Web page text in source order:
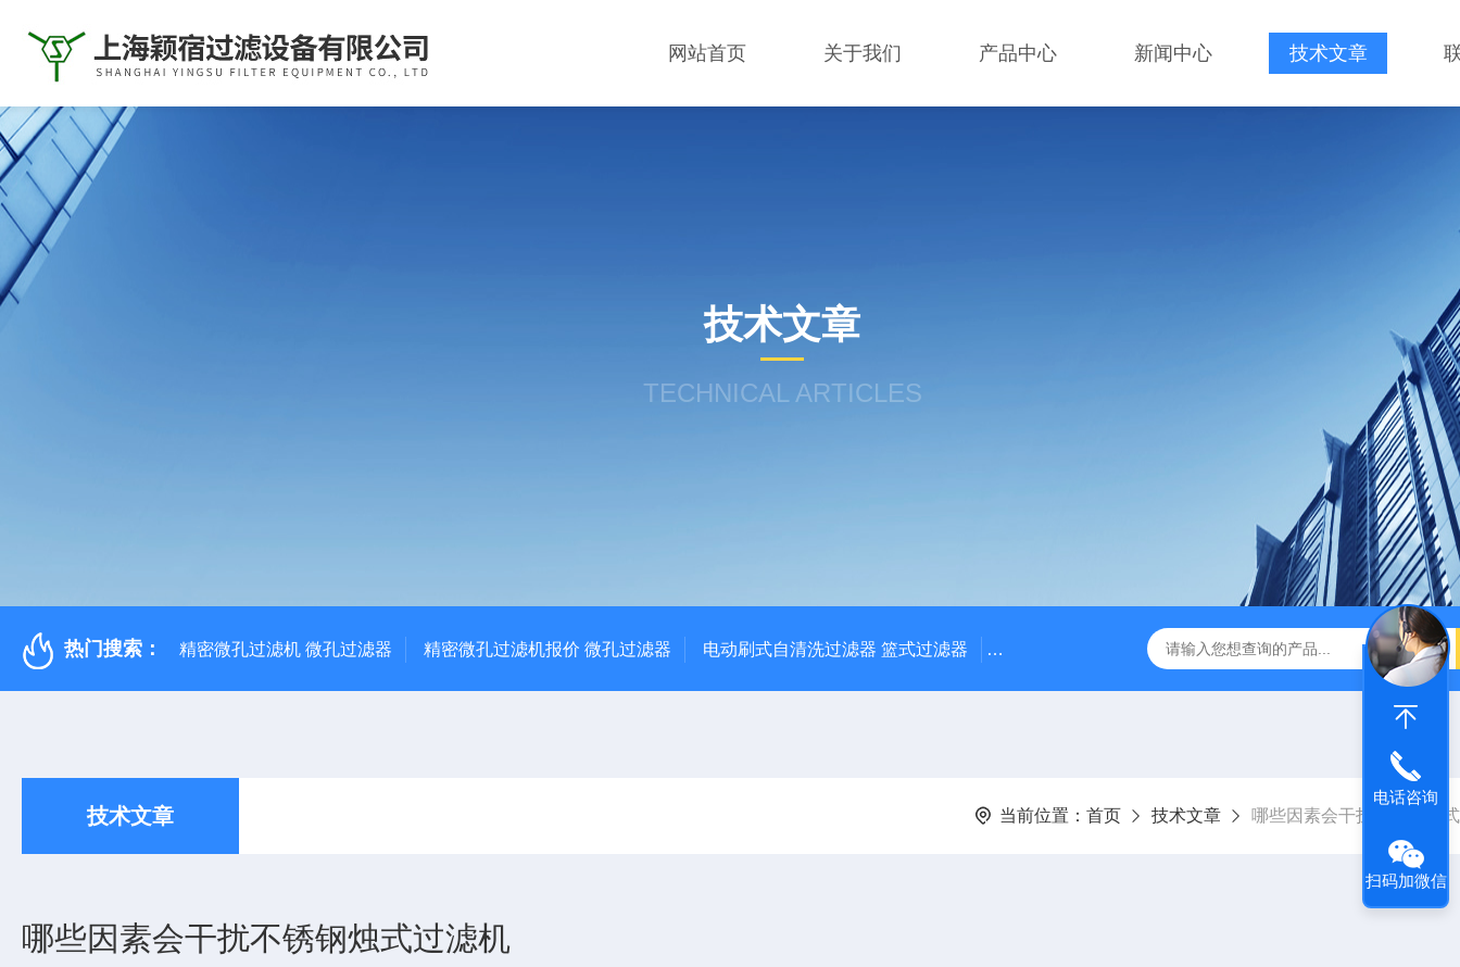
网站首页 关于我们 产品中心 新闻中心 技术文章
技术文章
TECHNICAL ARTICLES
热门搜索： 精密微孔过滤机 微孔过滤器 精密微孔过滤机报价 微孔过滤器 电动刷式自清洗过滤器 篮式过滤器 袋式过滤器价格 高效精密过滤器 高效精密过滤器价
技术文章 当前位置： 首页 技术文章 哪些因素会干扰不锈钢烛
哪些因素会干扰不锈钢烛式过滤机
电话咨询
扫码加微信